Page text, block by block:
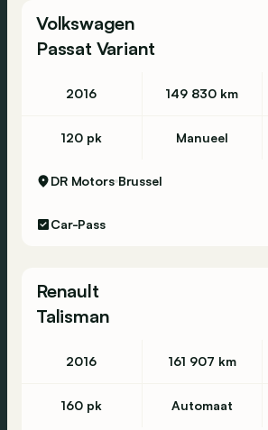
Volkswagen
Passat Variant
2016 149 830 km
120 pk Manueel
DR Motors Brussel
Car-Pass
Renault
Talisman
2016 161 907 km
160 pk Automaat